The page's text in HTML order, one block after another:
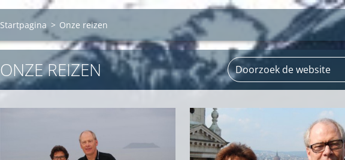
Startpagina > Onze reizen
ONZE REIZEN